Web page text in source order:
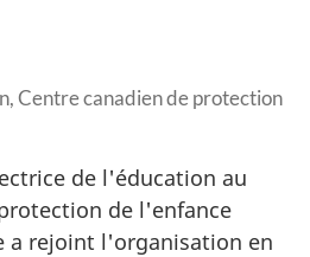
Centre canadien de protection
de l'éducation au
de l'enfance
a rejoint l'organisation en